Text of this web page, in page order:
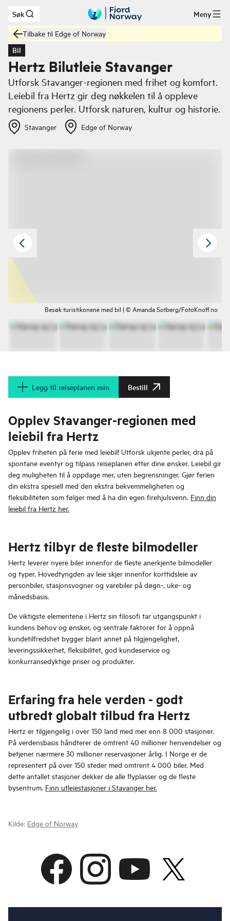
Hopp til hovedinnhold
Søk Meny
Tilbake til Edge of Norway
Bil
Hertz Bilutleie Stavanger
Utforsk Stavanger-regionen med frihet og komfort.
Leiebil fra Hertz gir deg nøkkelen til å oppleve
regionens perler. Utforsk naturen, kultur og historie.
Stavanger Edge of Norway
Besøk turistikonene med bil | © Amanda Sotberg/FotoKnoff.no
Legg til reiseplanen min Bestill
Opplev Stavanger-regionen med
leiebil fra Hertz
Opplev friheten på ferie med leiebil! Utforsk ukjente perler, dra på
spontane eventyr og tilpass reiseplanen etter dine ønsker. Leiebil gir
deg muligheten til å oppdage mer, uten begrensninger. Gjør ferien
din ekstra spesiell med den ekstra bekvemmeligheten og
fleksibiliteten som følger med å ha din egen firehjulsvenn. Finn din
leiebil fra Hertz her.
Hertz tilbyr de fleste bilmodeller
Hertz leverer nyere biler innenfor de fleste anerkjente bilmodeller
og typer. Hovedtyngden av leie skjer innenfor korttidsleie av
personbiler, stasjonsvogner og varebiler på døgn-, uke- og
månedsbasis.
De viktigste elementene i Hertz sin filosofi tar utgangspunkt i
kundens behov og ønsker, og sentrale faktorer for å oppnå
kundetilfredshet bygger blant annet på tilgjengelighet,
leveringssikkerhet, fleksibilitet, god kundeservice og
konkurransedyktige priser og produkter.
Erfaring fra hele verden - godt
utbredt globalt tilbud fra Hertz
Hertz er tilgjengelig i over 150 land med mer enn 8 000 stasjoner.
På verdensbasis håndterer de omtrent 40 millioner henvendelser og
betjener nærmere 30 millioner reservasjoner årlig. I Norge er de
representert på over 150 steder med omtrent 4 000 biler. Med
dette antallet stasjoner dekker de alle flyplasser og de fleste
bysentrum. Finn utleiestasjoner i Stavanger her.
Kilde: Edge of Norway